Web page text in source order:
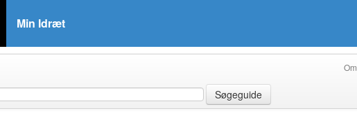
Min Idræt
Om
Søgeguide